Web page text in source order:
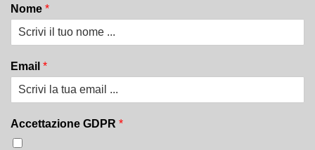
Nome *
Email *
Accettazione GDPR *